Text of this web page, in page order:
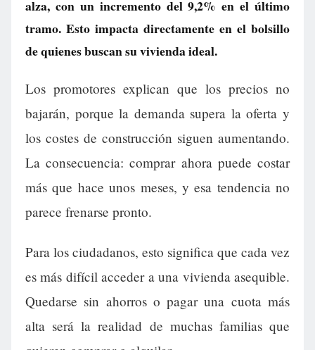
alza, con un incremento del 9,2% en el último
tramo. Esto impacta directamente en el bolsillo
de quienes buscan su vivienda ideal.
Los promotores explican que los precios no
bajarán, porque la demanda supera la oferta y
los costes de construcción siguen aumentando.
La consecuencia: comprar ahora puede costar
más que hace unos meses, y esa tendencia no
parece frenarse pronto.
Para los ciudadanos, esto significa que cada vez
es más difícil acceder a una vivienda asequible.
Quedarse sin ahorros o pagar una cuota más
alta será la realidad de muchas familias que